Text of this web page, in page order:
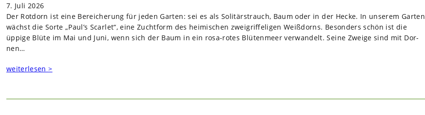
7. Juli 2026
Der Rot­dorn ist eine Berei­che­rung für jeden Gar­ten: sei es als Soli­tär­strauch, Baum oder in der Hecke. In unse­rem Gar­ten
wächst die Sorte „Paul’s Scar­let“, eine Zucht­form des hei­mi­schen zwei­grif­fe­li­gen Weiß­dorns. Beson­ders schön ist die
üppige Blüte im Mai und Juni, wenn sich der Baum in ein rosa-rotes Blü­ten­meer ver­wan­delt. Seine Zweige sind mit Dor­
nen…
weiterlesen >